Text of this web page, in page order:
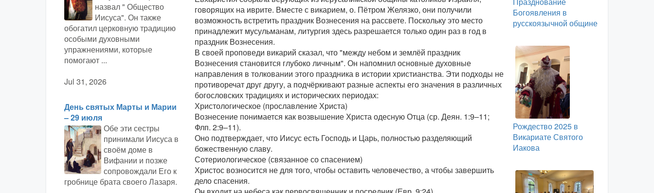
назвал " Общество
Иисуса". Он также
обогатил церковную традицию
особыми духовными
упражнениями, которые
помогают ...
Jul 31, 2026
День святых Марты и Марии
– 29 июля
Обе эти сестры
принимали Иисуса в
своём доме в
Вифании и позже
сопровождали Его к
гробнице брата своего Лазаря.
говорящих на иврите. Вместе с викарием, о. Пётром Желязко, они получили
возможность встретить праздник Вознесения на рассвете. Поскольку это место
принадлежит мусульманам, литургия здесь разрешается только один раз в год в
праздник Вознесения.
В своей проповеди викарий сказал, что "между небом и землёй праздник
Вознесения становится глубоко личным". Он напомнил основные духовные
направления в толковании этого праздника в истории христианства. Эти подходы не
противоречат друг другу, а подчёркивают разные аспекты его значения в различных
богословских традициях и исторических периодах:
Христологическое (прославление Христа)
Вознесение понимается как возвышение Христа одесную Отца (ср. Деян. 1:9–11;
Флп. 2:9–11).
Оно подтверждает, что Иисус есть Господь и Царь, полностью разделяющий
божественную славу.
Сотериологическое (связанное со спасением)
Христос возносится не для того, чтобы оставить человечество, а чтобы завершить
дело спасения.
Богоявления в
русскоязычной общине
Рождество 2025 в
Викариате Святого
Иакова